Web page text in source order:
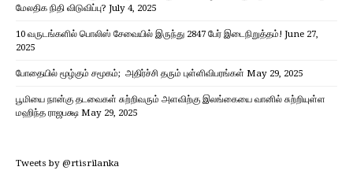
மேலதிக நிதி விடுவிப்பு? July 4, 2025
10 வருடங்களில் பொலிஸ் சேவையில் இருந்து 2847 பேர் இடைநிறுத்தம்! June 27,
2025
போதையில் மூழ்கும் சமூகம்; அதிர்ச்சி தரும் புள்ளிவிபரங்கள் May 29, 2025
பூமியை நான்கு தடவைகள் சுற்றிவரும் அளவிற்கு இலங்கையை வானில் சுற்றியுள்ள
மஹிந்த ராஜபக்ஷ May 29, 2025
Tweets by @rtisrilanka